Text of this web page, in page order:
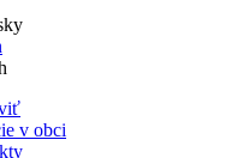
v obci